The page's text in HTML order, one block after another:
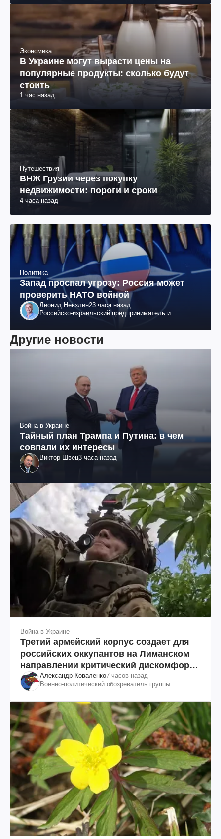
Экономика
В Украине могут вырасти цены на
популярные продукты: сколько будут
стоить
1 час назад
Путешествия
ВНЖ Грузии через покупку
недвижимости: пороги и сроки
4 часа назад
Политика
Запад проспал угрозу: Россия может
проверить НАТО войной
Леонид Невзлин23 часа назад
Российско-израильский предприниматель и
"ЮКОСа"
Другие новости
Война в Украине
Тайный план Трампа и Путина: в чем
совпали их интересы
Виктор Швец3 часа назад
Война в Украине
Третий армейский корпус создает для
российских оккупантов на Лиманском
направлении критический дискомфорт:
как это удалось
Александр Коваленко7 часов назад
Военно-политический обозреватель группы